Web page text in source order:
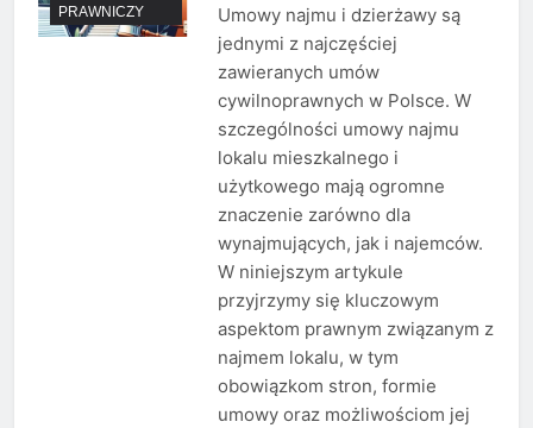
PRAWNICZY
Umowy najmu i dzierżawy są
jednymi z najczęściej
zawieranych umów
cywilnoprawnych w Polsce. W
szczególności umowy najmu
lokalu mieszkalnego i
użytkowego mają ogromne
znaczenie zarówno dla
wynajmujących, jak i najemców.
W niniejszym artykule
przyjrzymy się kluczowym
aspektom prawnym związanym z
najmem lokalu, w tym
obowiązkom stron, formie
umowy oraz możliwościom jej